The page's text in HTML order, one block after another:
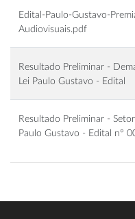
Edital-Paulo-Gustavo-
Audiovisuais.pdf
Resultado Preliminar -
Lei Paulo Gustavo - Edital
Resultado Preliminar -
Paulo Gustavo - Edital nº